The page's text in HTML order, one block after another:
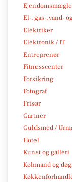
El-, gas-, vand-
Elektriker
Elektronik / IT
Entreprenør
Fitnesscenter
Forsikring
Fotograf
Frisør
Gartner
Guldsmed /
Hotel
Kunst og galleri
Købmand og